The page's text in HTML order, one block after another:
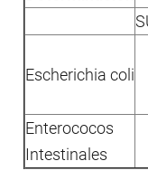
Escherichia coli
Enterococos
Intestinales